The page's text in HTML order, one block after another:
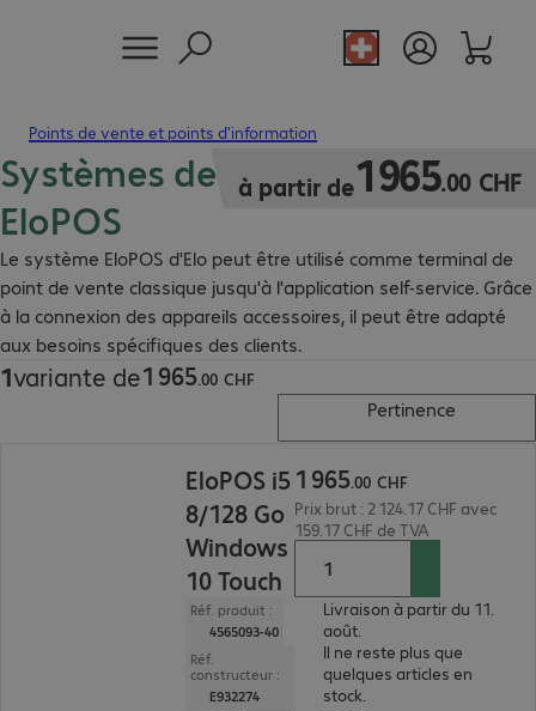
Points de vente et points d'information
Systèmes de point de vente
EloPOS
Le système EloPOS d'Elo peut être utilisé comme terminal de
point de vente classique jusqu'à l'application self-service. Grâce
à la connexion des appareils accessoires, il peut être adapté
aux besoins spécifiques des clients.
à partir de1965.00 CHF
1 965.00 CHF
1variante de1 965.00 CHF
1 965.00 CHF
Pertinence
EloPOS i5
8/128 Go
Windows
10 Touch
Réf. produit :
4565093-40
Réf.
constructeur :
E932274
1 965.00 CHF
Prix brut : 2 124.17 CHF avec
159.17 CHF de TVA
Livraison à partir du 11.
août.
Il ne reste plus que
quelques articles en
stock.